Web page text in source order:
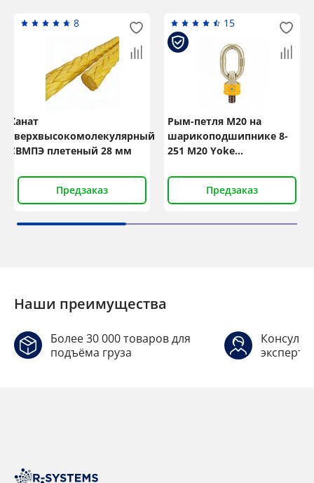
8
Канат
сверхвысокомолекулярный
СВМПЭ плетеный 28 мм
Предзаказ
15
Рым-петля M20 на
шарикоподшипнике 8-
251 М20 Yoke
Предзаказ
Наши преимущества
Более 30 000 товаров для
подъёма груза